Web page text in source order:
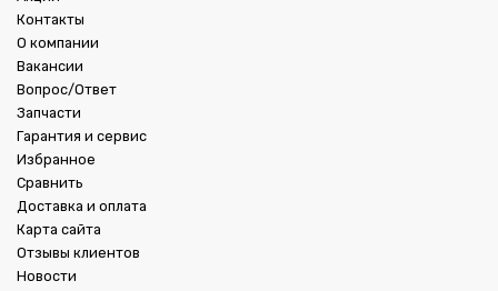
Контакты
О компании
Вакансии
Вопрос/Ответ
Запчасти
Гарантия и сервис
Избранное
Сравнить
Доставка и оплата
Карта сайта
Отзывы клиентов
Новости